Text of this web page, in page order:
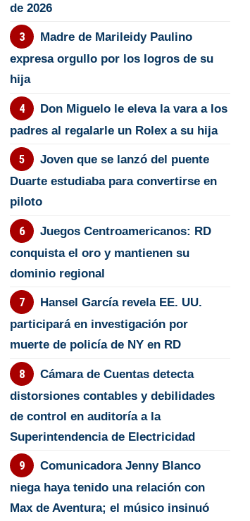
de 2026
Madre de Marileidy Paulino
expresa orgullo por los logros de su
hija
Don Miguelo le eleva la vara a los
padres al regalarle un Rolex a su hija
Joven que se lanzó del puente
Duarte estudiaba para convertirse en
piloto
Juegos Centroamericanos: RD
conquista el oro y mantienen su
dominio regional
Hansel García revela EE. UU.
participará en investigación por
muerte de policía de NY en RD
Cámara de Cuentas detecta
distorsiones contables y debilidades
de control en auditoría a la
Superintendencia de Electricidad
Comunicadora Jenny Blanco
niega haya tenido una relación con
Max de Aventura; el músico insinuó